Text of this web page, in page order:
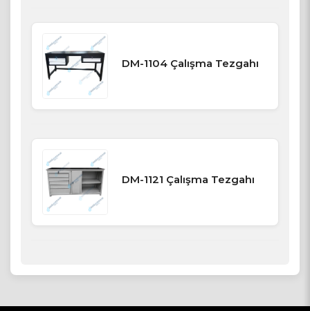
DM-1104 Çalışma Tezgahı
DM-1121 Çalışma Tezgahı